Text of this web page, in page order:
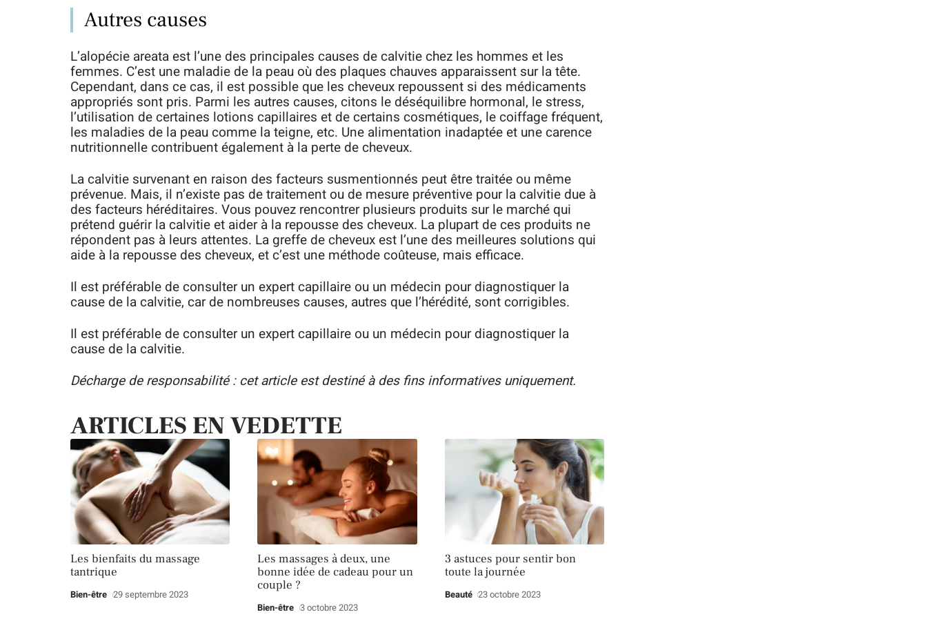
Autres causes
L’alopécie areata est l’une des principales causes de calvitie chez les hommes et les
femmes. C’est une maladie de la peau où des plaques chauves apparaissent sur la tête.
Cependant, dans ce cas, il est possible que les cheveux repoussent si des médicaments
appropriés sont pris. Parmi les autres causes, citons le déséquilibre hormonal, le stress,
l’utilisation de certaines lotions capillaires et de certains cosmétiques, le coiffage fréquent,
les maladies de la peau comme la teigne, etc. Une alimentation inadaptée et une carence
nutritionnelle contribuent également à la perte de cheveux.
La calvitie survenant en raison des facteurs susmentionnés peut être traitée ou même
prévenue. Mais, il n’existe pas de traitement ou de mesure préventive pour la calvitie due à
des facteurs héréditaires. Vous pouvez rencontrer plusieurs produits sur le marché qui
prétend guérir la calvitie et aider à la repousse des cheveux. La plupart de ces produits ne
répondent pas à leurs attentes. La greffe de cheveux est l’une des meilleures solutions qui
aide à la repousse des cheveux, et c’est une méthode coûteuse, mais efficace.
Il est préférable de consulter un expert capillaire ou un médecin pour diagnostiquer la
cause de la calvitie, car de nombreuses causes, autres que l’hérédité, sont corrigibles.
Il est préférable de consulter un expert capillaire ou un médecin pour diagnostiquer la
cause de la calvitie.
Décharge de responsabilité : cet article est destiné à des fins informatives uniquement.
ARTICLES EN VEDETTE
Les bienfaits du massage
tantrique
Bien-être 29 septembre 2023
Les massages à deux, une
bonne idée de cadeau pour un
couple ?
Bien-être 3 octobre 2023
3 astuces pour sentir bon
toute la journée
Beauté 23 octobre 2023